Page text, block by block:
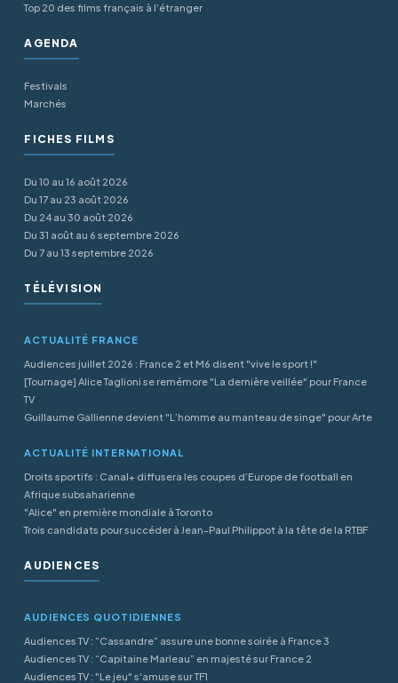
Top 20 des films français à l’étranger
AGENDA
Festivals
Marchés
FICHES FILMS
Du 10 au 16 août 2026
Du 17 au 23 août 2026
Du 24 au 30 août 2026
Du 31 août au 6 septembre 2026
Du 7 au 13 septembre 2026
TÉLÉVISION
ACTUALITÉ FRANCE
Audiences juillet 2026 : France 2 et M6 disent "vive le sport !"
[Tournage] Alice Taglioni se remémore "La dernière veillée" pour France
TV
Guillaume Gallienne devient "L’homme au manteau de singe" pour Arte
ACTUALITÉ INTERNATIONAL
Droits sportifs : Canal+ diffusera les coupes d’Europe de football en
Afrique subsaharienne
"Alice" en première mondiale à Toronto
Trois candidats pour succéder à Jean-Paul Philippot à la tête de la RTBF
AUDIENCES
AUDIENCES QUOTIDIENNES
Audiences TV : “Cassandre” assure une bonne soirée à France 3
Audiences TV : “Capitaine Marleau” en majesté sur France 2
Audiences TV : "Le jeu" s'amuse sur TF1